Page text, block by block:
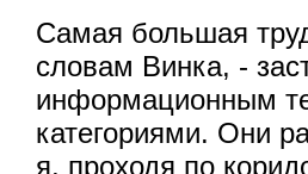
Самая большая
словам Винка, -
информационным
категориями. Они
я, проходя по